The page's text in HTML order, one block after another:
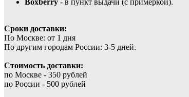
Сроки доставки:
По Москве: от 1 дня
По другим городам России: 3-5 дней.
Стоимость доставки:
по Москве - 350 рублей
по России - 500 рублей